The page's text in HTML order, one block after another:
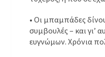
• Οι μπαμπάδες
συμβουλές – και γι’
ευγνώμων. Χρόνια